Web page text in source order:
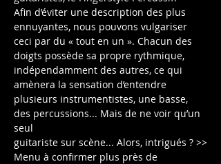
Afin d’éviter une description des plus
ennuyantes, nous pouvons vulgariser
ceci par du « tout en un ». Chacun des
doigts possède sa propre rythmique,
indépendamment des autres, ce qui
amènera la sensation d’entendre
plusieurs instrumentistes, une basse,
des percussions... Mais de ne voir qu’un
seul
guitariste sur scène... Alors, intrigués ? >>
Menu à confirmer plus près de